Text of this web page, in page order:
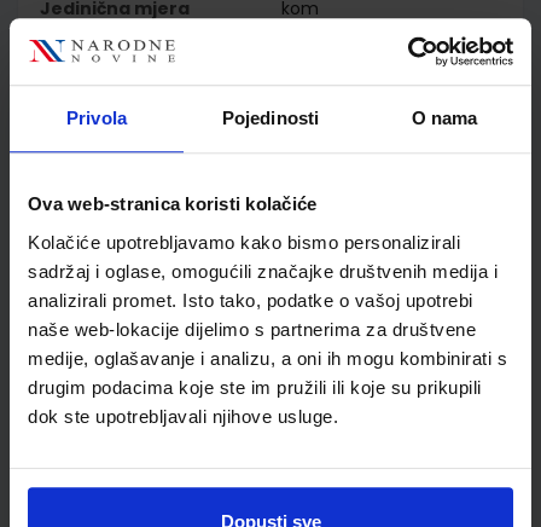
Privola Pojedinosti O nama
Ova web-stranica koristi kolačiće
Kolačiće upotrebljavamo kako bismo personalizirali
sadržaj i oglase, omogućili značajke društvenih medija i
analizirali promet. Isto tako, podatke o vašoj upotrebi
naše web-lokacije dijelimo s partnerima za društvene
medije, oglašavanje i analizu, a oni ih mogu kombinirati s
drugim podacima koje ste im pružili ili koje su prikupili
dok ste upotrebljavali njihove usluge.
Dopusti sve
Jedinična mjera
kom
Nakladnik
ŠKOLSKA KNJIGA d.d.
Sanja Jakovljević Rogić
Prtajin
Školski razred
Nastavni predmet
MATEMATIKA
Reg br min
7059-DOM3